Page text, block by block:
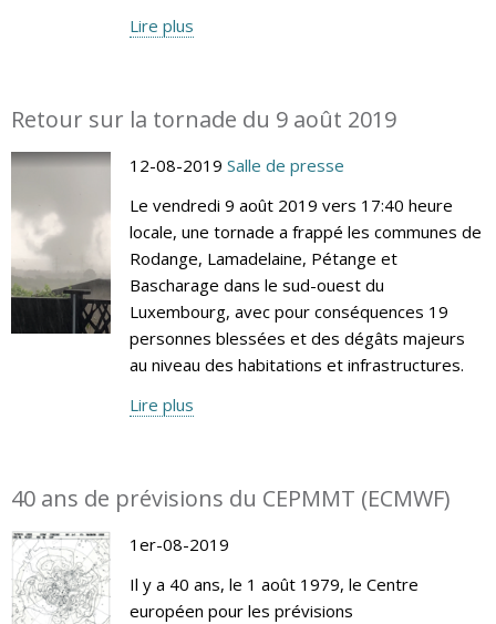
Lire plus
Retour sur la tornade du 9 août 2019
12-08-2019 Salle de presse
Le vendredi 9 août 2019 vers 17:40 heure
locale, une tornade a frappé les communes de
Rodange, Lamadelaine, Pétange et
Bascharage dans le sud-ouest du
Luxembourg, avec pour conséquences 19
personnes blessées et des dégâts majeurs
au niveau des habitations et infrastructures.
Lire plus
40 ans de prévisions du CEPMMT (ECMWF)
1er-08-2019
Il y a 40 ans, le 1 août 1979, le Centre
européen pour les prévisions